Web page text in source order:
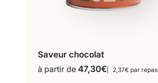
16 repas
36 repas
Ce
Saveur chocolat
à partir de 47,30€ 2,37€ par repas